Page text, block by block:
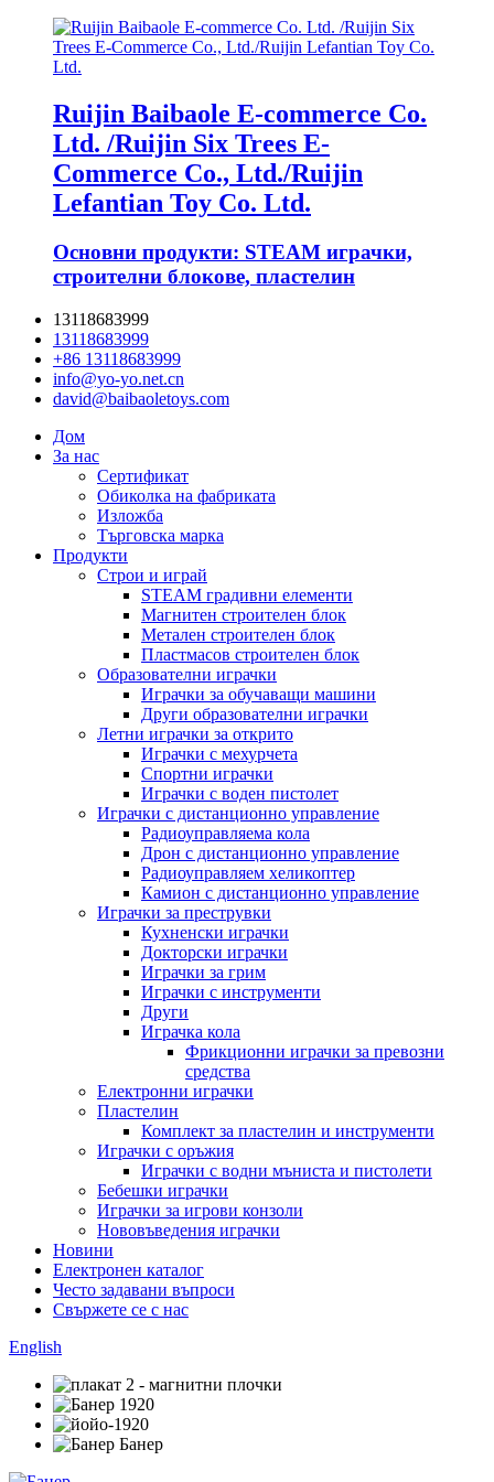
Ruijin Baibaole E-commerce Co.
Ltd. /Ruijin Six Trees E-
Commerce Co., Ltd./Ruijin
Lefantian Toy Co. Ltd.
Основни продукти: STEAM играчки,
строителни блокове, пластелин
13118683999
13118683999
+86 13118683999
info@yo-yo.net.cn
david@baibaoletoys.com
Дом
За нас
Сертификат
Обиколка на фабриката
Изложба
Търговска марка
Продукти
Строи и играй
STEAM градивни елементи
Магнитен строителен блок
Метален строителен блок
Пластмасов строителен блок
Образователни играчки
Играчки за обучаващи машини
Други образователни играчки
Летни играчки за открито
Играчки с мехурчета
Спортни играчки
Играчки с воден пистолет
Играчки с дистанционно управление
Радиоуправляема кола
Дрон с дистанционно управление
Радиоуправляем хеликоптер
Камион с дистанционно управление
Играчки за преструвки
Кухненски играчки
Докторски играчки
Играчки за грим
Играчки с инструменти
Други
Играчка кола
Фрикционни играчки за превозни
средства
Електронни играчки
Пластелин
Комплект за пластелин и инструменти
Играчки с оръжия
Играчки с водни мъниста и пистолети
Бебешки играчки
Играчки за игрови конзоли
Нововъведения играчки
Новини
Електронен каталог
Често задавани въпроси
Свържете се с нас
English